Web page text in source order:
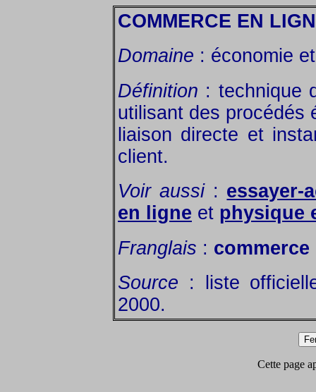
COMMERCE EN
Domaine : économie
Définition : technique
utilisant des procédés
liaison directe et
client.
Voir aussi: essayer-
en ligne et physique
Franglais :
Source : liste
2000.
Cette page